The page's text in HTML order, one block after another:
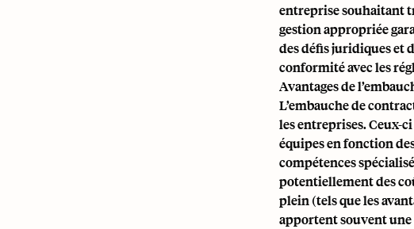
entreprise souhaitant
gestion appropriée
des défis juridiques et
conformité avec les
Avantages de
L’embauche de
les entreprises. Ceux-
équipes en fonction
compétences
potentiellement des
plein (tels que les
apportent souvent